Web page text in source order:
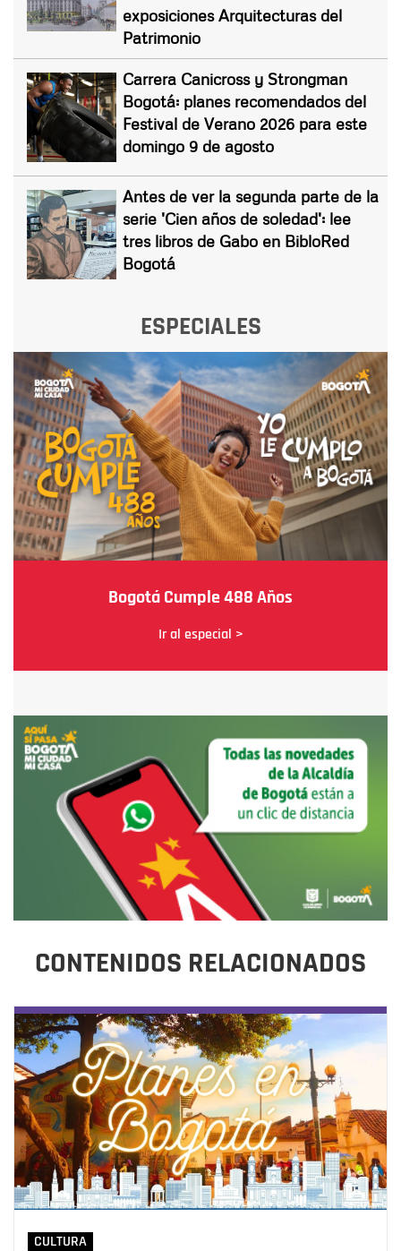
exposiciones Arquitecturas del
Patrimonio
Carrera Canicross y Strongman
Bogotá: planes recomendados del
Festival de Verano 2026 para este
domingo 9 de agosto
Antes de ver la segunda parte de la
serie 'Cien años de soledad': lee
tres libros de Gabo en BibloRed
Bogotá
ESPECIALES
Bogotá Cumple 488 Años
Ir al especial >
CONTENIDOS RELACIONADOS
CULTURA